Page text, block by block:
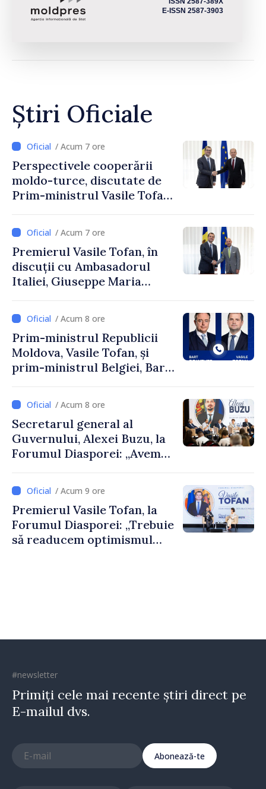
E-ISSN 2587-3903
Știri Oficiale
/ Acum 7 ore
Perspectivele cooperării
moldo-turce, discutate de
Prim-ministrul Vasile Tofan
Uygar Mustafa Sertel
/ Acum 7 ore
Premierul Vasile Tofan, în
discuții cu Ambasadorul
Italiei, Giuseppe Maria
/ Acum 8 ore
Prim-ministrul Republicii
Moldova, Vasile Tofan, și
prim-ministrul Belgiei, Bart
despre parcursul european
al Republicii Moldova.
/ Acum 8 ore
Secretarul general al
Guvernului, Alexei Buzu, la
Forumul Diasporei: „Avem
dumneavoastră pentru a
construi comunități mai
puternice”
/ Acum 9 ore
Premierul Vasile Tofan, la
Forumul Diasporei: „Trebuie
să readucem optimismul
#newsletter
Primiți cele mai recente știri direct pe
E-mailul dvs.
Abonează-te